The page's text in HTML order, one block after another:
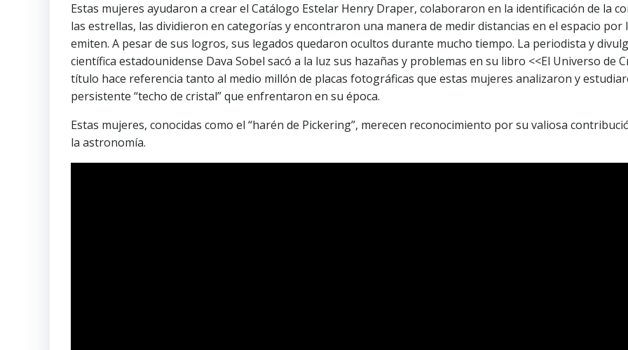
Estas mujeres ayudaron a crear el Catálogo Estelar Henry Draper, colaboraron en la identificación de la
las estrellas, las dividieron en categorías y encontraron una manera de medir distancias en el espacio por
emiten. A pesar de sus logros, sus legados quedaron ocultos durante mucho tiempo. La periodista y
científica estadounidense Dava Sobel sacó a la luz sus hazañas y problemas en su libro <<El Universo de
título hace referencia tanto al medio millón de placas fotográficas que estas mujeres analizaron y
persistente “techo de cristal” que enfrentaron en su época.
Estas mujeres, conocidas como el “harén de Pickering”, merecen reconocimiento por su valiosa
la astronomía.